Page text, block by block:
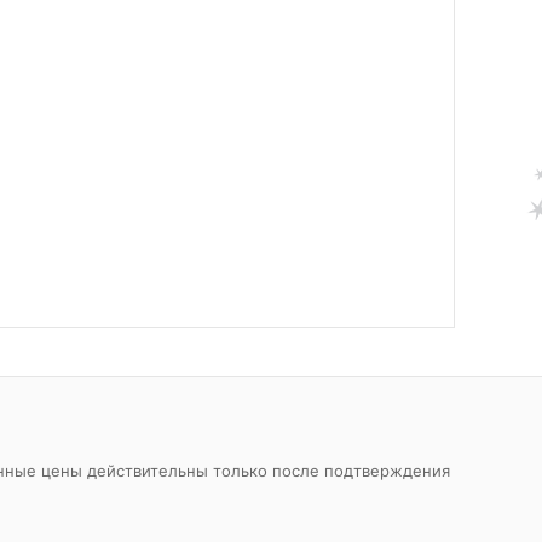
цены действительны только после подтверждения